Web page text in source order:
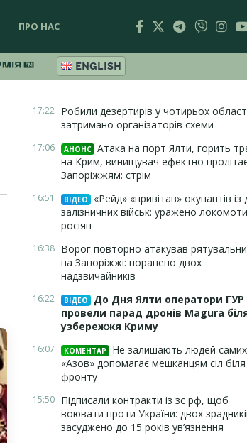
ПРО НАС
ENGLISH
17:22 Робили дезертирів у чотирьох
затримано організаторів схеми
17:06 АНОНС Атака на порт Ялти, горить
на Крим, винищувач ефектно
Запоріжжям: стрім
16:51 ВІДЕО
«Рейд» «привітав» окупантів із
залізничних військ: уражено
росіян
16:38 Ворог повторно атакував
на Запоріжжі: поранено двох
надзвичайників
16:22 ВІДЕО
До Дня Ялти оператори ГУР
провели парад дронів Magura
узбережжя Криму
16:07 КОМЕНТАР
Не залишають людей
«Азов» допомагає мешканцям сіл біля
фронту
15:50 Підписали контракти із зс рф, щоб
воювати проти України: двох
засуджено до 15 років ув’язнення